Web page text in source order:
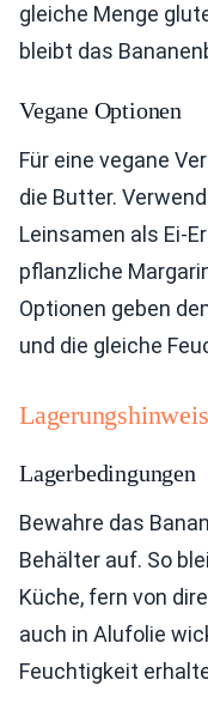
gleiche Menge
bleibt das
Vegane Optionen
Für eine vegane
die Butter.
Leinsamen als Ei-
pflanzliche
Optionen geben
und die gleiche
Lagerbedingungen
Bewahre das
Behälter auf. So
Küche, fern von
auch in Alufolie
Feuchtigkeit